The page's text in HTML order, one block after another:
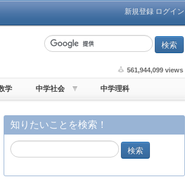
新規登録 ログイン
561,944,099 views
学 中学社会 中学理科
知りたいことを検索！